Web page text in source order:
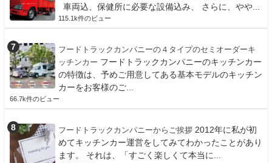
車両込、保健所に必要な設備込み、 さらに、やや...
115.1k件のビュー
フードトラックカンパニーの４タイプのセミオーダーキ
ッチンカー フードトラックカンパニーのキッチンカー
の特徴は、予めご用意してある基本モデルのキッチン
カーをお客様のご...
66.7k件のビュー
フードトラックカンパニーからご挨拶 2012年に私が初
めてキッチンカー運営をしてみてわかったことがあり
ます。 それは、「すごく楽しくて本当に...